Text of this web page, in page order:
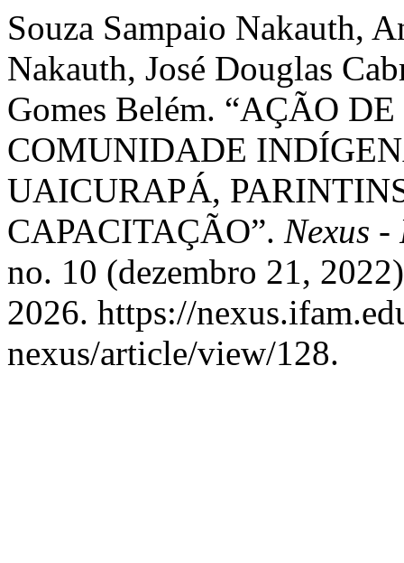
Souza Sampaio Nakauth,
Nakauth, José Douglas
Gomes Belém. “AÇÃO
COMUNIDADE
UAICURAPÁ,
CAPACITAÇÃO”. Nexus -
no. 10 (dezembro 21,
2026. https://
nexus/article/view/128.